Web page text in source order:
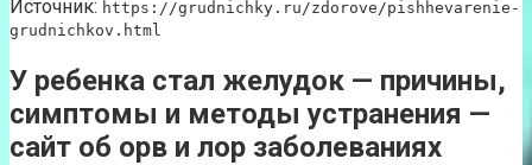
Источник: https://grudnichky.ru/zdorove/pishhevarenie-
grudnichkov.html
У ребенка стал желудок — причины,
симптомы и методы устранения —
сайт об орв и лор заболеваниях